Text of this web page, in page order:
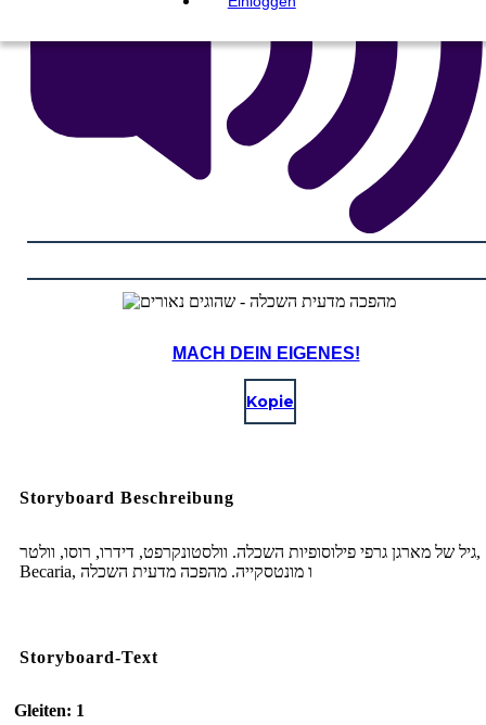
MACH DEIN EIGENES!
Kopie
Storyboard Beschreibung
גיל של מארגן גרפי פילוסופיות השכלה. וולסטונקרפט, דידרו, רוסו, וולטר,
Becaria, ו מונטסקייה. מהפכה מדעית השכלה
Storyboard-Text
Gleiten: 1